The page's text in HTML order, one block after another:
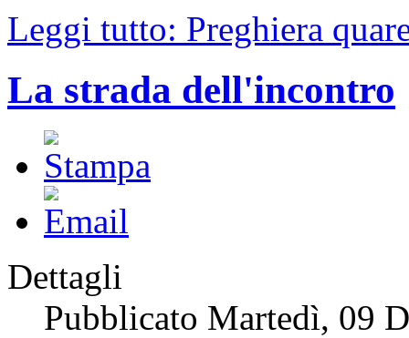
Leggi tutto: Preghiera
La strada dell'incontro
Dettagli
Pubblicato Martedì, 09